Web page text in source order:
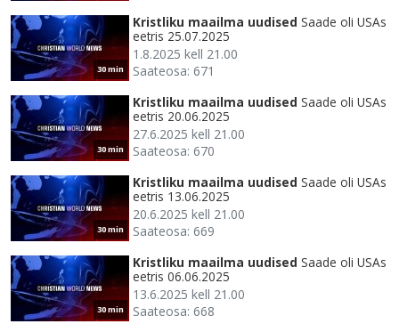
30 min
Kristliku maailma uudised Saade oli USAs
eetris 25.07.2025
1.8.2025 kell 21.00
Saateosa: 671
30 min
Kristliku maailma uudised Saade oli USAs
eetris 20.06.2025
27.6.2025 kell 21.00
Saateosa: 670
30 min
Kristliku maailma uudised Saade oli USAs
eetris 13.06.2025
20.6.2025 kell 21.00
Saateosa: 669
30 min
Kristliku maailma uudised Saade oli USAs
eetris 06.06.2025
13.6.2025 kell 21.00
Saateosa: 668